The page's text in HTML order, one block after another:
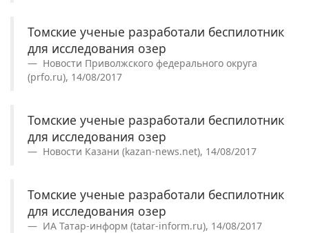
Томские ученые разработали беспилотник
для исследования озер
Новости Приволжского федерального округа
(prfo.ru), 14/08/2017
Томские ученые разработали беспилотник
для исследования озер
Новости Казани (kazan-news.net), 14/08/2017
Томские ученые разработали беспилотник
для исследования озер
ИА Татар-информ (tatar-inform.ru), 14/08/2017